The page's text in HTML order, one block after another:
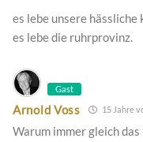
es lebe unsere
es lebe die ruhrprovinz.
Gast
Arnold Voss 15 Jahre
Warum immer gleich